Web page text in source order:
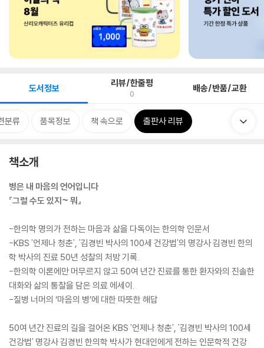
도서정보 리뷰/한줄평
0 배송/반품/교환
분류 품목정보 책 속으로 출판사 리뷰
책소개
병은 내 마음의 언어입니다
『그럴 수도 있지~ 뭐』
-한의학 명의가 전하는 마음과 삶을 다독이는 한의학 인문서
-KBS '언제나 청춘', '김경빈 박사의 100세 건강법'의 명강사 김경빈 한의
학 박사의 진료 50년 성찰의 처방 기록.
-한의학 이론에만 머무르지 않고 50여 년간 진료를 통한 환자와의 진솔한
대화와 삶의 통찰을 담은 의료 에세이.
-질병 너머의 ‘마음의 병’에 대한 따뜻한 해답
50여 년간 진료의 길을 걸어온 KBS '언제나 청춘', '김경빈 박사의 100세
건강법' 명강사 김경빈 한의학 박사가 현대인에게 전하는 인문학적 건강